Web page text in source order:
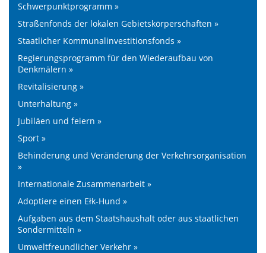
Schwerpunktprogramm »
Straßenfonds der lokalen Gebietskörperschaften »
Staatlicher Kommunalinvestitionsfonds »
Regierungsprogramm für den Wiederaufbau von
Denkmälern »
Revitalisierung »
Unterhaltung »
Jubiläen und feiern »
Sport »
Behinderung und Veränderung der Verkehrsorganisation
»
Internationale Zusammenarbeit »
Adoptiere einen Ełk-Hund »
Aufgaben aus dem Staatshaushalt oder aus staatlichen
Sondermitteln »
Umweltfreundlicher Verkehr »